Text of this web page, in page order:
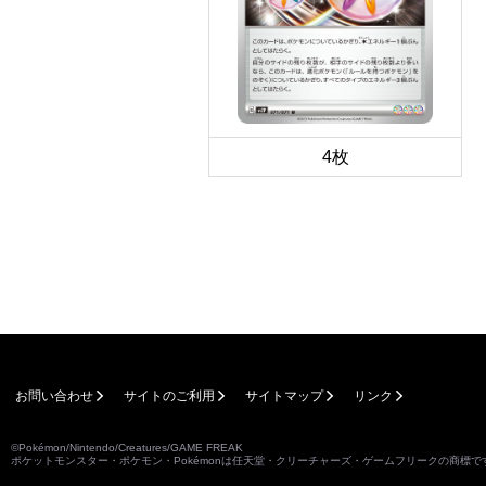
4枚
お問い合わせ サイトのご利用 サイトマップ リンク
©Pokémon/Nintendo/Creatures/GAME FREAK
ポケットモンスター・ポケモン・Pokémonは任天堂・クリーチャーズ・ゲームフリークの商標で